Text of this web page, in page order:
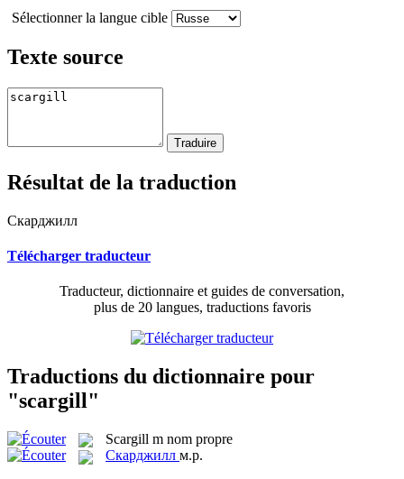
Sélectionner la langue cible
Texte source
Résultat de la traduction
Скарджилл
Télécharger traducteur
Traducteur, dictionnaire et guides de conversation,
plus de 20 langues, traductions favoris
Traductions du dictionnaire pour
"scargill"
Scargill m nom propre
Скарджилл м.р.